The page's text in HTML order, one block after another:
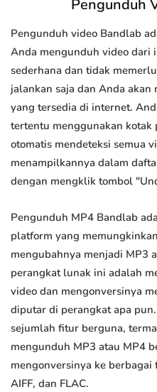
Pengunduh
Pengunduh video Bandlab
Anda mengunduh video dari
sederhana dan tidak
jalankan saja dan Anda
yang tersedia di internet.
tertentu menggunakan kotak
otomatis mendeteksi semua
menampilkannya dalam
dengan mengklik tombol
Pengunduh MP4 Bandlab
platform yang
mengubahnya menjadi MP3
perangkat lunak ini adalah
video dan mengonversinya
diputar di perangkat apa
sejumlah fitur berguna,
mengunduh MP3 atau MP4
mengonversinya ke
AIFF, dan FLAC.